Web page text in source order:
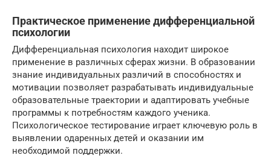
Практическое применение дифференциальной
психологии
Дифференциальная психология находит широкое
применение в различных сферах жизни. В образовании
знание индивидуальных различий в способностях и
мотивации позволяет разрабатывать индивидуальные
образовательные траектории и адаптировать учебные
программы к потребностям каждого ученика.
Психологическое тестирование играет ключевую роль в
выявлении одаренных детей и оказании им
необходимой поддержки.